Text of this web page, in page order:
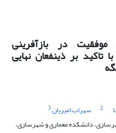
در باز‌آفرینی
تاکید بر ذینفعان نهایی
2 سهراب امیریان3
دانشکده معماری و شهرسازی،